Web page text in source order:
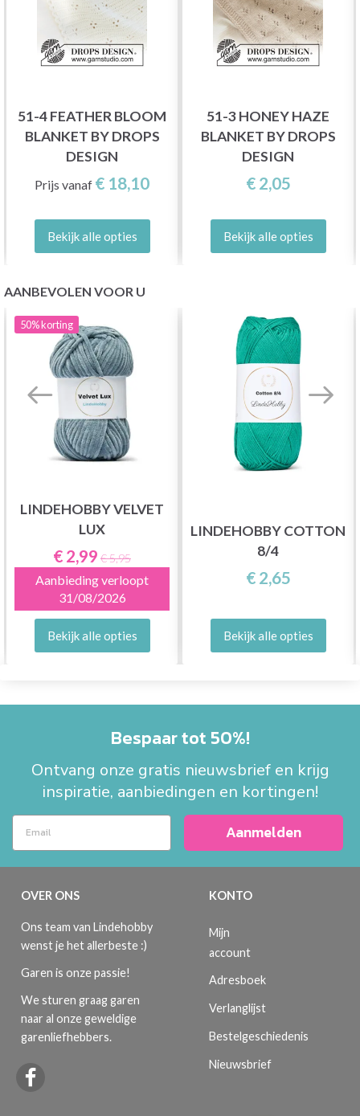
51-4 FEATHER BLOOM
BLANKET BY DROPS
DESIGN
Prijs vanaf € 18,10
Bekijk alle opties
51-3 HONEY HAZE
BLANKET BY DROPS
DESIGN
€ 2,05
Bekijk alle opties
AANBEVOLEN VOOR U
50%korting
LINDEHOBBY VELVET
LUX
€ 2,99 € 5,95
Aanbieding verloopt
31/08/2026
Bekijk alle opties
LINDEHOBBY COTTON
8/4
€ 2,65
Bekijk alle opties
Bespaar tot 50%!
Ontvang onze gratis nieuwsbrief en krijg
inspiratie, aanbiedingen en kortingen!
Aanmelden
OVER ONS
Ons team van Lindehobby
wenst je het allerbeste :)
Garen is onze passie!
We sturen graag garen
naar al onze geweldige
garenliefhebbers.
KONTO
Mijn
account
Adresboek
Verlanglijst
Bestelgeschiedenis
Nieuwsbrief